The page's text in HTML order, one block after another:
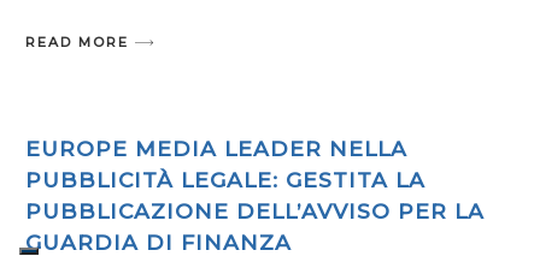
READ MORE
EUROPE MEDIA LEADER NELLA
PUBBLICITÀ LEGALE: GESTITA LA
PUBBLICAZIONE DELL’AVVISO PER LA
GUARDIA DI FINANZA